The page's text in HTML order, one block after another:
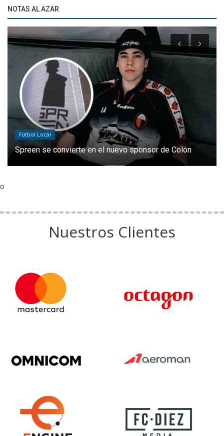
NOTAS AL AZAR
Fútbol Local
Spreen se convierte en el nuevo sponsor de Colón
o
Nuestros Clientes